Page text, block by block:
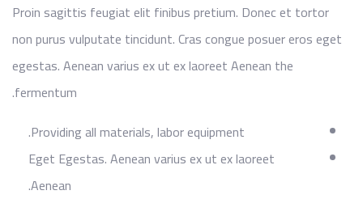
Proin sagittis feugiat elit finibus pretium. Donec et tortor
non purus vulputate tincidunt. Cras congue posuer eros eget
egestas. Aenean varius ex ut ex laoreet Aenean the
fermentum.
Providing all materials, labor equipment.
Eget Egestas. Aenean varius ex ut ex laoreet
Aenean.